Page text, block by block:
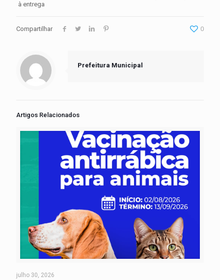
à entrega
Compartilhar 0
Prefeitura Municipal
Artigos Relacionados
julho 30, 2026